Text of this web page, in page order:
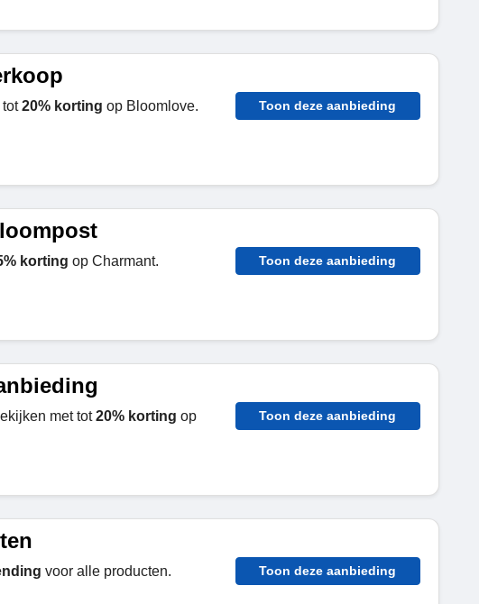
tot20% korting op Bloomlove. Toon deze aanbieding
korting op Charmant. Toon deze aanbieding
met tot20% korting op
Toon deze aanbieding
voor alle producten. Toon deze aanbieding